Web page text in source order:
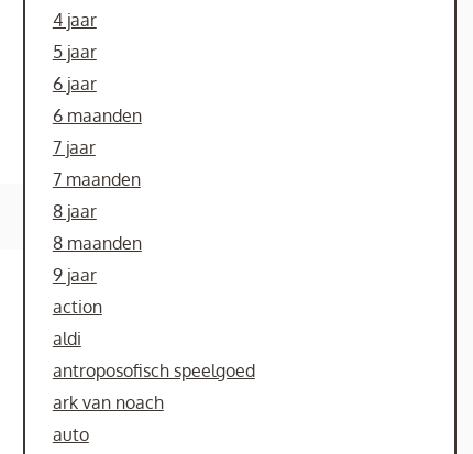
4 jaar
5 jaar
6 jaar
6 maanden
7 jaar
7 maanden
8 jaar
8 maanden
9 jaar
action
aldi
antroposofisch speelgoed
ark van noach
auto